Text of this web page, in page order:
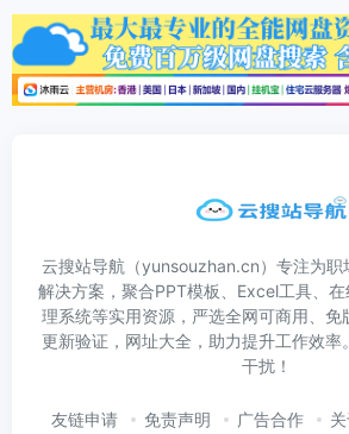
云搜站导航（yunsouzhan.cn）专注为职
解决方案，聚合PPT模板、Excel工具、
理系统等实用资源，严选全网可商用、免
更新验证，网址大全，助力提升工作效率
干扰！
友链申请 免责声明 广告合作